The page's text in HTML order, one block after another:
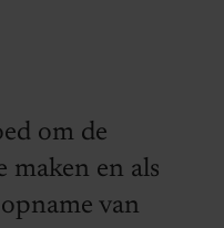
om de
maken en als
van